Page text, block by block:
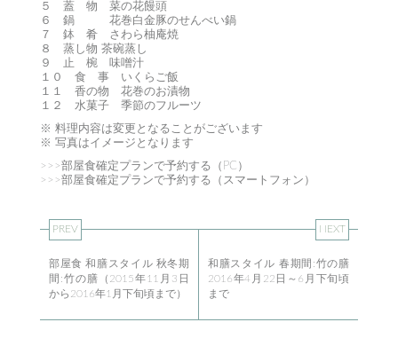
５ 蓋 物 菜の花饅頭
６ 鍋 花巻白金豚のせんべい鍋
７ 鉢 肴 さわら柚庵焼
８ 蒸し物 茶碗蒸し
９ 止 椀 味噌汁
１０ 食 事 いくらご飯
１１ 香の物 花巻のお漬物
１２ 水菓子 季節のフルーツ
※ 料理内容は変更となることがございます
※ 写真はイメージとなります
>>>部屋食確定プランで予約する（PC）
>>>部屋食確定プランで予約する（スマートフォン）
PREV
部屋食 和膳スタイル 秋冬期
間:竹の膳（2015年11月3日
から2016年1月下旬頃まで）
NEXT
和膳スタイル 春期間:竹の膳
2016年4月22日～6月下旬頃
まで